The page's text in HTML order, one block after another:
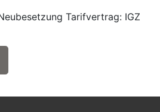
Tarifvertrag: IGZ